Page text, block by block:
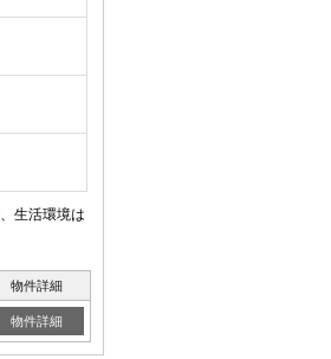
生活環境は
物件詳細
物件詳細